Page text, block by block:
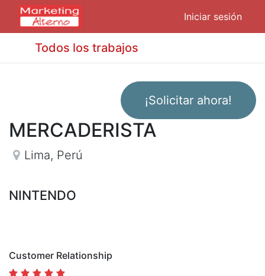
Iniciar sesión
Todos los trabajos
¡Solicitar ahora!
MERCADERISTA
Lima, Perú
NINTENDO
Customer Relationship